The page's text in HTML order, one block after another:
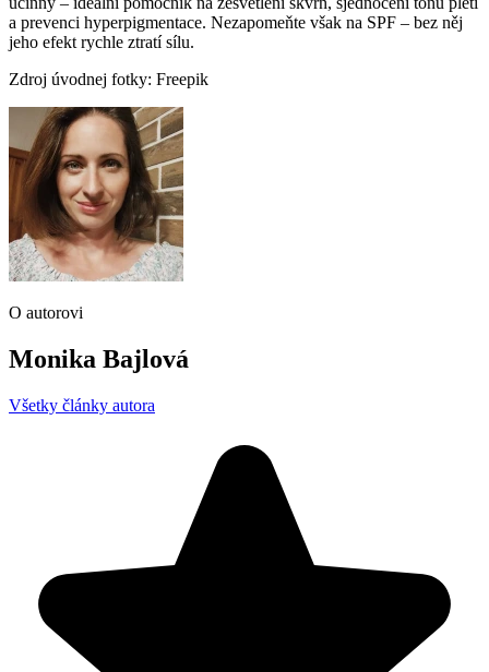
a prevenci hyperpigmentace. Nezapomeňte však na SPF – bez něj
jeho efekt rychle ztratí sílu.
Zdroj úvodnej fotky: Freepik
O autorovi
Monika Bajlová
Všetky články autora